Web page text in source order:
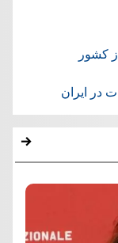
کشور
در ایران